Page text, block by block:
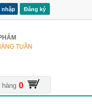
Đăng ký
TUẦN
hàng 0